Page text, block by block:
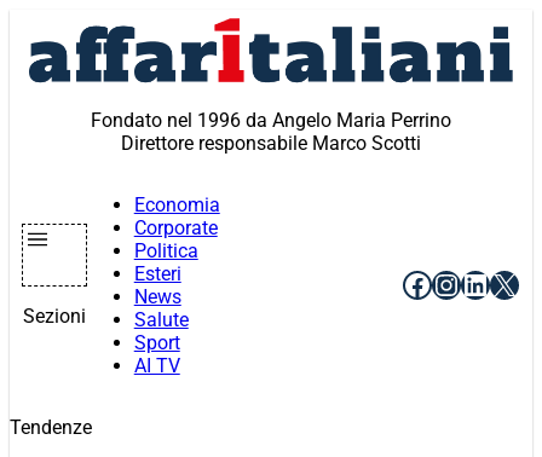
contenuto
Fondato nel 1996 da Angelo Maria Perrino
Direttore responsabile Marco Scotti
Sezioni
Economia
Corporate
Politica
Esteri
News
Salute
Sport
AI TV
Facebook
X
Tendenze